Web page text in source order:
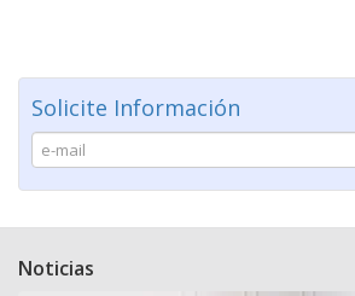
Solicite Información
Noticias